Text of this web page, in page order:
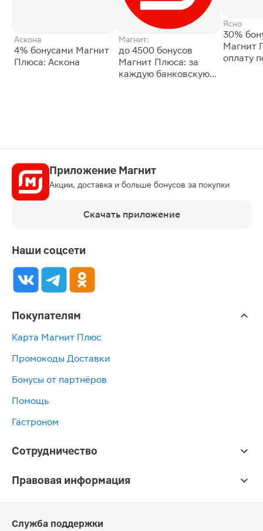
Аскона
4% бонусами Магнит
Плюса: Аскона
Магнит:
до 4500 бонусов
Магнит Плюса: за
каждую банковскую
Ясно
30%
Магнит
оплату
Приложение Магнит
Акции, доставка и больше бонусов за покупки
Скачать приложение
Наши соцсети
Покупателям
Карта Магнит Плюс
Промокоды Доставки
Бонусы от партнёров
Помощь
Гастроном
Сотрудничество
Правовая информация
Служба поддержки